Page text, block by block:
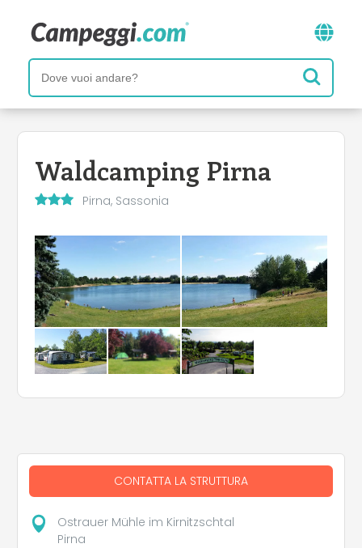
Waldcamping Pirna
Pirna, Sassonia
CONTATTA LA STRUTTURA
Ostrauer Mühle im Kirnitzschtal
Pirna